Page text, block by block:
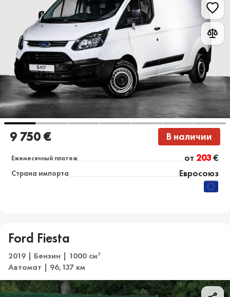
9 750 € В наличии
Ежемесячный платеж от 203€
Страна импорта Евросоюз
Ford Fiesta
2019 | Бензин | 1000 см3
Автомат | 96,137 км